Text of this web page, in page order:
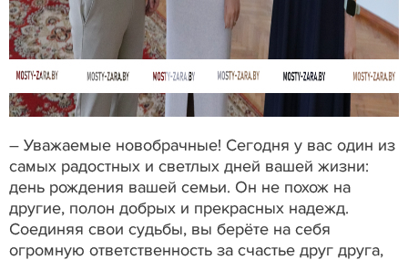
– Уважаемые новобрачные! Сегодня у вас один из
самых радостных и светлых дней вашей жизни:
день рождения вашей семьи. Он не похож на
другие, полон добрых и прекрасных надежд.
Соединяя свои судьбы, вы берёте на себя
огромную ответственность за счастье друг друга,